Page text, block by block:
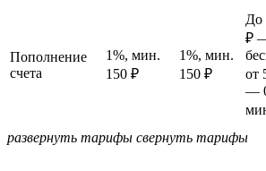
Пополнение
счета
1%, мин.
150 ₽
1%, мин.
150 ₽
До
₽
от
—
развернуть тарифы свернуть тарифы